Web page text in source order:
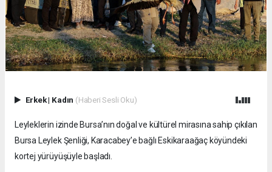
Erkek| Kadın (Haberi Sesli Oku)
Leyleklerin izinde Bursa’nın doğal ve kültürel mirasına sahip çıkılan
Bursa Leylek Şenliği, Karacabey’e bağlı Eskikaraağaç köyündeki
kortej yürüyüşüyle başladı.